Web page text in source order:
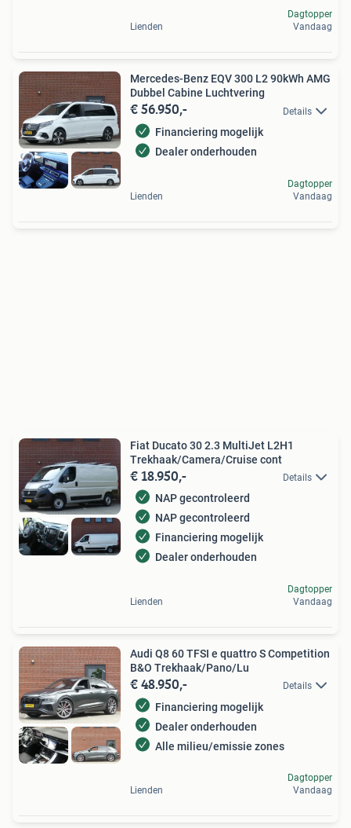
Lienden
Dagtopper
Vandaag
Mercedes-Benz EQV 300 L2 90kWh AMG
Dubbel Cabine Luchtvering
€ 56.950,- Details
Financiering mogelijk
Dealer onderhouden
Lienden
Dagtopper
Vandaag
Fiat Ducato 30 2.3 MultiJet L2H1
Trekhaak/Camera/Cruise cont
€ 18.950,- Details
NAP gecontroleerd
NAP gecontroleerd
Financiering mogelijk
Dealer onderhouden
Lienden
Dagtopper
Vandaag
Audi Q8 60 TFSI e quattro S Competition
B&O Trekhaak/Pano/Lu
€ 48.950,- Details
Financiering mogelijk
Dealer onderhouden
Alle milieu/emissie zones
Lienden
Dagtopper
Vandaag